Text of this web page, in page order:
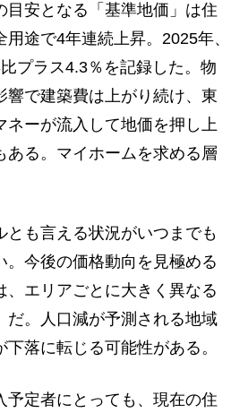
目安となる「基準地価」は住
途で4年連続上昇。2025年、
プラス4.3％を記録した。物
響で建築費は上がり続け、東
ネーが流入して地価を押し上
ある。マイホームを求める層
も言える状況がいつまでも
。今後の価格動向を見極める
、エリアごとに大きく異なる
だ。人口減が予測される地域
落に転じる可能性がある。
定者にとっても、現在の住